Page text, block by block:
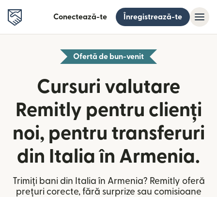
Conectează-te Înregistrează-te
Ofertă de bun-venit
Cursuri valutare
Remitly pentru clienți
noi, pentru transferuri
din Italia în Armenia.
Trimiți bani din Italia în Armenia? Remitly oferă
prețuri corecte, fără surprize sau comisioane